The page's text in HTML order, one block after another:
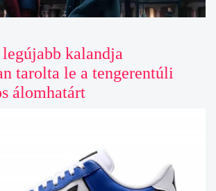
kalandja
tarolta le a tengerentúli
álomhatárt